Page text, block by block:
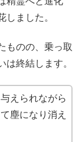
しました。
ものの、乗っ取
は終結します。
えられながら
塵になり消え